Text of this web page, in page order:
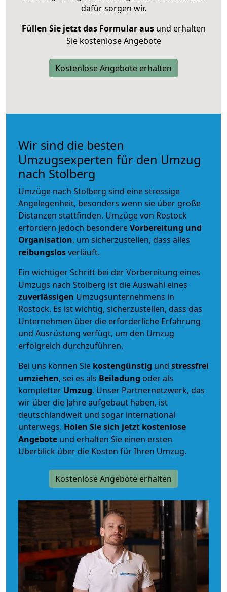
dafür sorgen wir.
Füllen Sie jetzt das Formular ausund erhalten
Sie kostenlose Angebote
Kostenlose Angebote erhalten
Wir sind die besten
Umzugsexperten für den Umzug
nach Stolberg
Umzüge nach Stolberg sind eine stressige
Angelegenheit, besonders wenn sie über große
Distanzen stattfinden. Umzüge von Rostock
erfordern jedoch besondereVorbereitung und
Organisation, um sicherzustellen, dass alles
reibungslosverläuft.
Ein wichtiger Schritt bei der Vorbereitung eines
Umzugs nach Stolberg ist die Auswahl eines
zuverlässigen Umzugsunternehmens in
Rostock. Es ist wichtig, sicherzustellen, dass das
Unternehmen über die erforderliche Erfahrung
und Ausrüstung verfügt, um den Umzug
erfolgreich durchzuführen.
Bei uns können Sie kostengünstig und stressfrei
umziehen, sei es als Beiladung oder als
kompletter Umzug. Unser Partnernetzwerk, das
wir über die Jahre aufgebaut haben, ist
deutschlandweit und sogar international
unterwegs. Holen Sie sich jetzt kostenlose
Angebote und erhalten Sie einen ersten
Überblick über die Kosten für Ihren Umzug.
Kostenlose Angebote erhalten